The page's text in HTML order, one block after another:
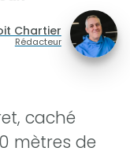
Chartier
Rédacteur
caché
mètres de